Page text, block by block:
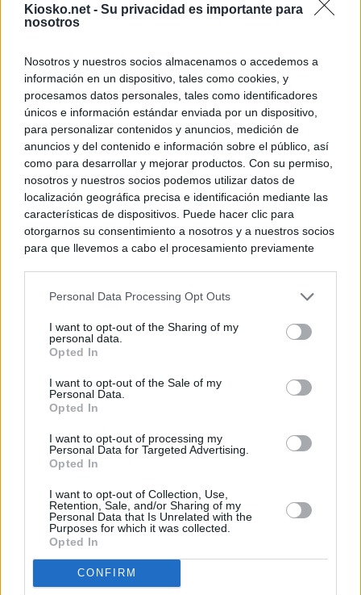
Kiosko.net - Su privacidad es importante para
nosotros
Nosotros y nuestros socios almacenamos o accedemos a
información en un dispositivo, tales como cookies, y
procesamos datos personales, tales como identificadores
únicos e información estándar enviada por un dispositivo,
para personalizar contenidos y anuncios, medición de
anuncios y del contenido e información sobre el público, así
como para desarrollar y mejorar productos. Con su permiso,
nosotros y nuestros socios podemos utilizar datos de
localización geográfica precisa e identificación mediante las
características de dispositivos. Puede hacer clic para
otorgarnos su consentimiento a nosotros y a nuestros socios
para que llevemos a cabo el procesamiento previamente
negar su consentimiento. Tenga en cuenta que algún
de su consentimiento, pero usted tiene el derecho de
rechazar tal procesamiento. Sus preferencias se aplicarán
cualquier momento entrando de nuevo en este sitio web o
visitando nuestra política de privacidad.
Personal Data Processing Opt Outs
I want to opt-out of the Sharing of my
personal data.
Opted In
I want to opt-out of the Sale of my
Personal Data.
Opted In
I want to opt-out of processing my
Personal Data for Targeted Advertising.
Opted In
I want to opt-out of Collection, Use,
Retention, Sale, and/or Sharing of my
Personal Data that Is Unrelated with the
Purposes for which it was collected.
Opted In
CONFIRM